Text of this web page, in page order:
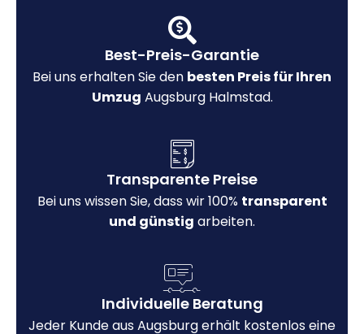
Best-Preis-Garantie
Bei uns erhalten Sie den besten Preis für Ihren
Umzug Augsburg Halmstad.
Transparente Preise
Bei uns wissen Sie, dass wir 100% transparent
und günstig arbeiten.
Individuelle Beratung
Jeder Kunde aus Augsburg erhält kostenlos eine